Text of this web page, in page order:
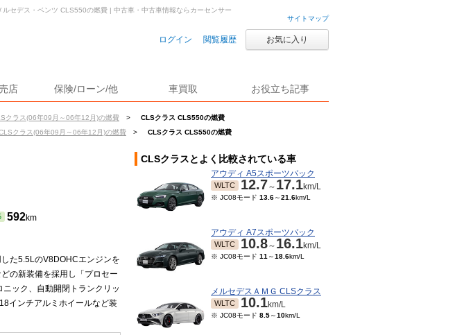
サイトマップ
ログイン 閲覧履歴 お気に入り
店 保険/ローン/他 車買取 お役立ち記事
クラス(06年09月～06年12月)の燃費 >
CLSクラス CLS550の燃費
クラス(06年09月～06年12月)の燃費 > CLSクラス CLS550の燃費
ルセデス・ベンツ CLS550の燃費 | 中古車・中古車情報ならカーセンサー
592km
た5.5LのV8DOHCエンジンを
の新装備を採用し「プロセー
ック、自動開閉トランクリッ
インチアルミホイールなど装
CLSクラスとよく比較されている車
アウディ A5スポーツバック
WLTC 12.7～ 17.1km/L
※ JC08モード 13.6～21.6km/L
アウディ A7スポーツバック
WLTC 10.8～ 16.1km/L
※ JC08モード 11 ～18.6km/L
メルセデスＡＭＧ CLSクラス
WLTC 10.1km/L
※ JC08モード 8.5～10km/L